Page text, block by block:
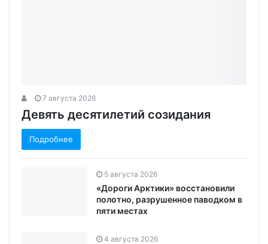
7 августа 2026
Девять десятилетий созидания
Подробнее
5 августа 2026
«Дороги Арктики» восстановили
полотно, разрушенное паводком в
пяти местах
4 августа 2026